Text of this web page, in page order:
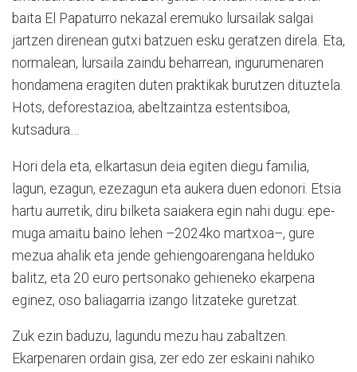
baita El Papaturro nekazal eremuko lursailak salgai
jartzen direnean gutxi batzuen esku geratzen direla. Eta,
normalean, lursaila zaindu beharrean, ingurumenaren
hondamena eragiten duten praktikak burutzen dituztela.
Hots, deforestazioa, abeltzaintza estentsiboa,
kutsadura…
Hori dela eta, elkartasun deia egiten diegu familia,
lagun, ezagun, ezezagun eta aukera duen edonori. Etsia
hartu aurretik, diru bilketa saiakera egin nahi dugu: epe-
muga amaitu baino lehen –2024ko martxoa–, gure
mezua ahalik eta jende gehiengoarengana helduko
balitz, eta 20 euro pertsonako gehieneko ekarpena
eginez, oso baliagarria izango litzateke guretzat.
Zuk ezin baduzu, lagundu mezu hau zabaltzen.
Ekarpenaren ordain gisa, zer edo zer eskaini nahiko